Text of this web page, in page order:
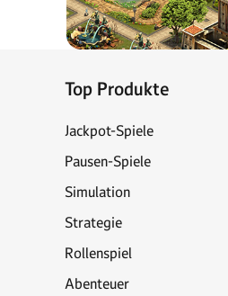
Top Produkte
Jackpot-Spiele
Pausen-Spiele
Simulation
Strategie
Rollenspiel
Abenteuer